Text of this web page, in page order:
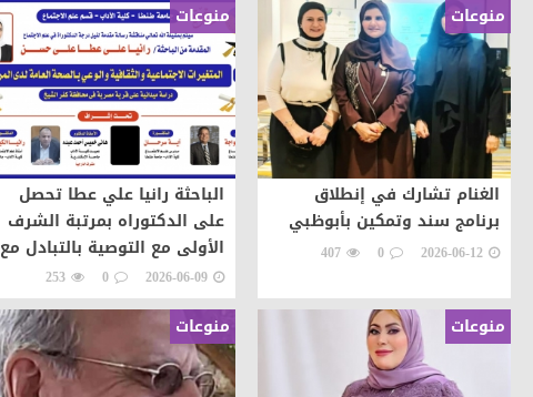
منوعات
الغنام تشارك في إنطلاق
برنامج سند وتمكين بأبوظبي
2026-06-12
0
407
منوعات
الباحثة رانيا علي عطا تحصل
على الدكتوراه بمرتبة الشرف
الأولى مع التوصية بالتبادل مع
الجامعات المصرية والأجنبية
2026-06-09
0
253
منوعات منوعات